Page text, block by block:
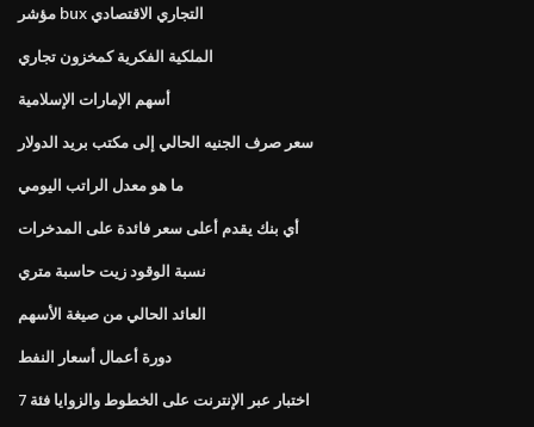
مؤشر bux التجاري الاقتصادي
الملكية الفكرية كمخزون تجاري
أسهم الإمارات الإسلامية
سعر صرف الجنيه الحالي إلى مكتب بريد الدولار
ما هو معدل الراتب اليومي
أي بنك يقدم أعلى سعر فائدة على المدخرات
نسبة الوقود زيت حاسبة متري
العائد الحالي من صيغة الأسهم
دورة أعمال أسعار النفط
اختبار عبر الإنترنت على الخطوط والزوايا فئة 7